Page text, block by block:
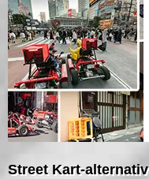
Street Kart-alternativ